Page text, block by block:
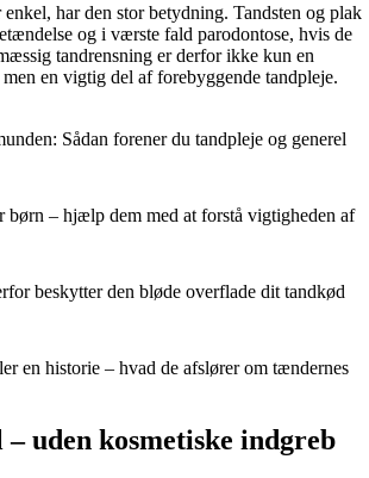
har den stor betydning. Tandsten og plak
og i værste fald parodontose, hvis de
tandrensning er derfor ikke kun en
en vigtig del af forebyggende tandpleje.
Sådan forener du tandpleje og generel
børn – hjælp dem med at forstå vigtigheden af
beskytter den bløde overflade dit tandkød
en historie – hvad de afslører om tændernes
uden kosmetiske indgreb